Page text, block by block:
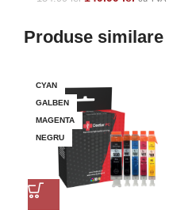
Produse similare
CYAN
GALBEN
MAGENTA
NEGRU